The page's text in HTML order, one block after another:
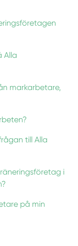
Alla
markarbetare,
till Alla
i
på min